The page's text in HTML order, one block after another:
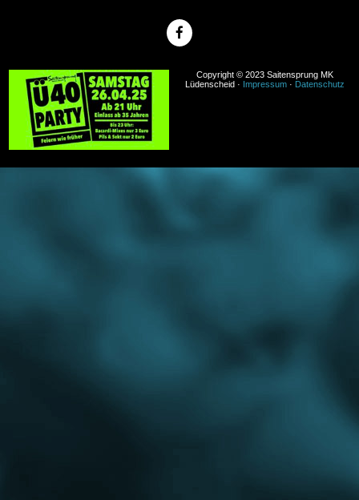
Copyright © 2023 Saitensprung MK
Lüdenscheid · Impressum· Datenschutz